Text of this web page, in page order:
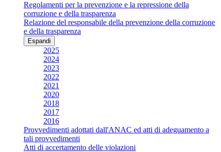
Regolamenti per la prevenzione e la repressione della
corruzione e della trasparenza
Relazione del responsabile della prevenzione della corruzione
e della trasparenza
Espandi
2025
2024
2023
2022
2021
2020
2018
2017
2016
Provvedimenti adottati dall'ANAC ed atti di adeguamento a
tali provvedimenti
Atti di accertamento delle violazioni